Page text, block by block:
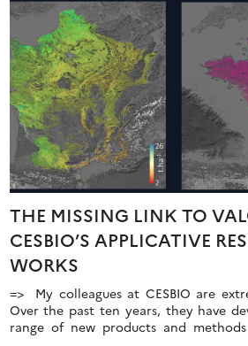
THE MISSING LINK TO
CESBIO’S APPLICATIVE
WORKS
=> My colleagues at CESBIO are
Over the past ten years, they have
range of new products and